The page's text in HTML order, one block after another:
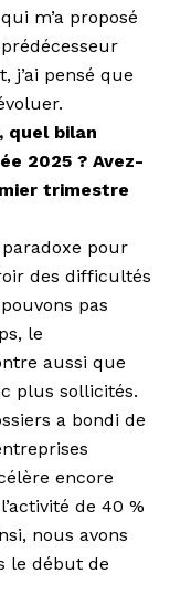
m’a proposé
j’ai pensé que
quel bilan
2025 ? Avez-
trimestre
pour
des difficultés
pas
le
aussi que
plus sollicités.
a bondi de
encore
de 40 %
nous avons
le début de